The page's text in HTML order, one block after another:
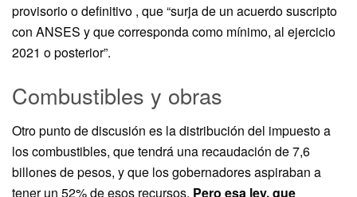
provisorio o definitivo , que “surja de un acuerdo suscripto
con ANSES y que corresponda como mínimo, al ejercicio
2021 o posterior”.
Combustibles y obras
Otro punto de discusión es la distribución del impuesto a
los combustibles, que tendrá una recaudación de 7,6
billones de pesos, y que los gobernadores aspiraban a
tener un 52% de esos recursos. Pero esa ley, que